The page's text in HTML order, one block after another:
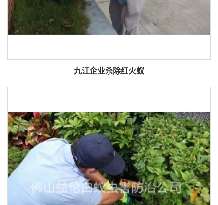
九江企业杀除红火蚁